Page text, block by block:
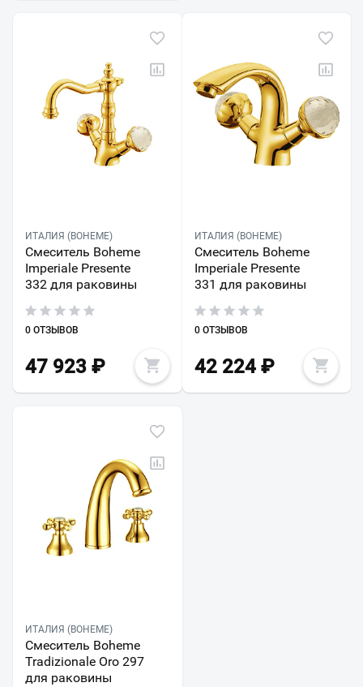
ИТАЛИЯ (BOHEME)
Смеситель Boheme
Imperiale Presente
332 для раковины
0 ОТЗЫВОВ
47 923 ₽
ИТАЛИЯ (BOHEME)
Смеситель Boheme
Imperiale Presente
331 для раковины
0 ОТЗЫВОВ
42 224₽
ИТАЛИЯ (BOHEME)
Смеситель Boheme
Tradizionale Oro 297
для раковины